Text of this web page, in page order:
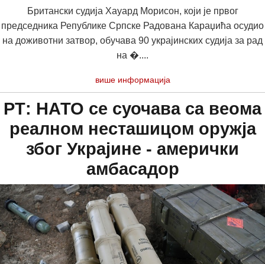
Британски судија Хауард Морисон, који је првог
председника Републике Српске Радована Караџића осудио
на доживотни затвор, обучава 90 украјинских судија за рад
на �....
више информација
РТ: НАТО се суочава са веома
реалном несташицом оружја
због Украјине - амерички
амбасадор